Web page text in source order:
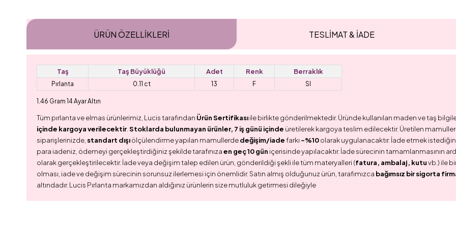
ÜRÜN ÖZELLIKLERI TESLİMAT & İADE
Taş Taş Büyüklüğü Adet Renk Berraklık
Pırlanta 0.11 ct 13 F SI
1.46 Gram 14 Ayar Altın
Tüm pırlanta ve elmas ürünlerimiz, Lucis tarafından Ürün Sertifikasıile birlikte gönderilmektedir. Üründe kullanılan maden ve taş
içinde kargoya verilecektir. Stoklarda bulunmayan ürünler, 7 iş günü içinde üretilerek kargoya teslim edilecektir. Üretilen
siparişlerinizde, standart dışıölçülendirme yapılan mamullerdedeğişim/iadefarkı -%10olarak uygulanacaktır. İade etmek
para iadeniz, ödemeyi gerçekleştirdiğiniz şekilde tarafınızaen geç 10 gün içerisinde yapılacaktır. İade sürecinin tamamlanmasının
olarak gerçekleştirilecektir. İade veya değişim talep edilen ürün, gönderildiği şekli ile tüm materyalleri (fatura, ambalaj, kutuvb.) ile
olması, iade ve değişim sürecinin sorunsuz ilerlemesi için önemlidir. Satın almış olduğunuz ürün, tarafımızca bağımsız bir sigorta
altındadır. Lucis Pırlanta markamızdan aldığınız ürünlerin size mutluluk getirmesi dileğiyle